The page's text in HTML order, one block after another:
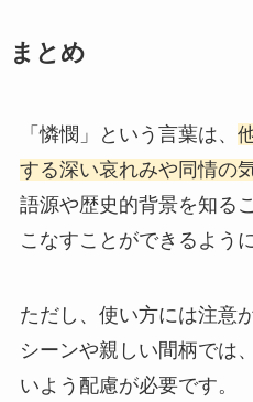
まとめ
「憐憫」という言葉は、
する深い哀れみや同情の
語源や歴史的背景を知る
こなすことができるよう
ただし、使い方には注意
シーンや親しい間柄では
いよう配慮が必要です。